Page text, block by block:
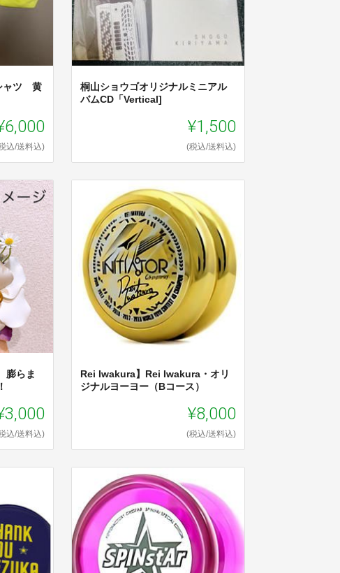
ャツ 黄
込/送料込)
桐山ショウゴオリジナルミニアル
バムCD「Vertical]
¥1,500
(税込/送料込)
膨らま
込/送料込)
Rei Iwakura】Rei Iwakura・オリ
ジナルヨーヨー（Bコース）
¥8,000
(税込/送料込)